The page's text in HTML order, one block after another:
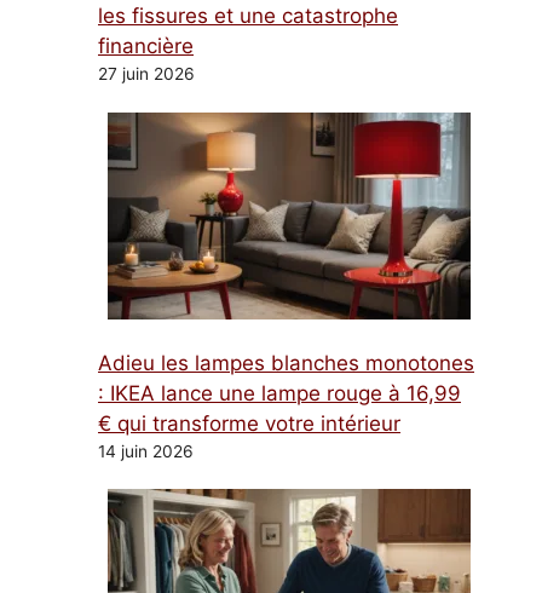
les fissures et une catastrophe
financière
27 juin 2026
Adieu les lampes blanches monotones
: IKEA lance une lampe rouge à 16,99
€ qui transforme votre intérieur
14 juin 2026